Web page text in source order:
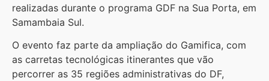
realizadas durante o programa GDF na Sua Porta, em
Samambaia Sul.
O evento faz parte da ampliação do Gamifica, com
as carretas tecnológicas itinerantes que vão
percorrer as 35 regiões administrativas do DF,